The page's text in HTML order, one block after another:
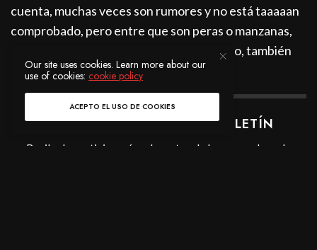
cuenta, muchas veces son rumores y no está taaaaan
comprobado, pero entre que son peras o manzanas,
mejor les pregunto qué opinan al respecto, también
déjenmelo en los comentarios
SUSCRÍBASE A NUESTRO BOLETÍN
Recibe las noticias más relevantes de la escena de cada
Our site uses cookies. Learn more about our
use of cookies:cookie policy
ACEPTO EL USO DE COOKIES